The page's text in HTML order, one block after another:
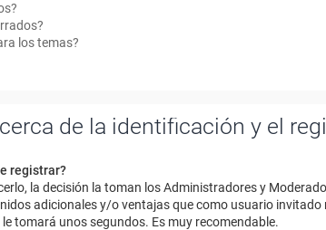
los temas?
de la identificación y el
registrar?
la decisión la toman los Administradores y
adicionales y/o ventajas que como usuario
tomará unos segundos. Es muy recomendable.